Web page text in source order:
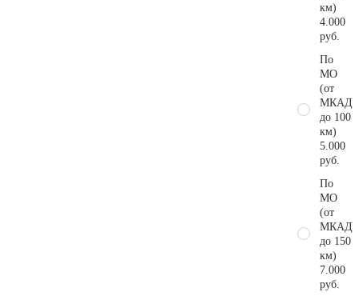
км)
4.000
руб.
По
МО
(от
МКАД
до 100
км)
5.000
руб.
По
МО
(от
МКАД
до 150
км)
7.000
руб.